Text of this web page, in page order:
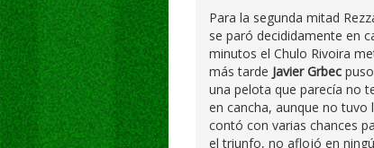
Para la segunda mitad
se paró decididamente en
minutos el Chulo Rivoira
más tarde Javier Grbec
una pelota que parecía no
en cancha, aunque no tuvo
contó con varias chances
el triunfo, no aflojó en